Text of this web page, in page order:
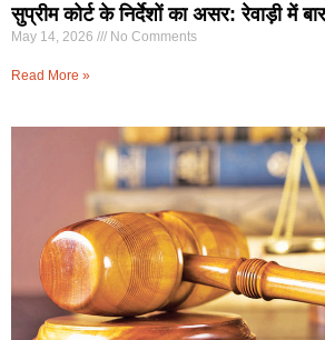
सुप्रीम कोर्ट के निर्देशों का असर: रेवाड़ी में
May 14, 2026 No Comments
Read More »